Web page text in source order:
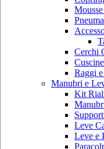
Cerchi
Raggi
Manubri e
Kit
Leve
Leve e